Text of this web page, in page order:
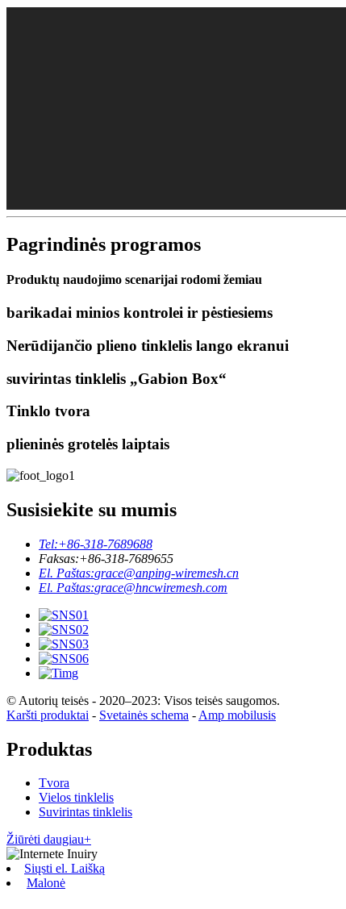
Pagrindinės programos
Produktų naudojimo scenarijai rodomi žemiau
barikadai minios kontrolei ir pėstiesiems
Nerūdijančio plieno tinklelis lango ekranui
suvirintas tinklelis „Gabion Box“
Tinklo tvora
plieninės grotelės laiptais
Susisiekite su mumis
Tel:+86-318-7689688
Faksas:+86-318-7689655
El. Paštas:grace@anping-wiremesh.cn
El. Paštas:grace@hncwiremesh.com
© Autorių teisės - 2020–2023: Visos teisės saugomos.
Karšti produktai - Svetainės schema - Amp mobilusis
Produktas
Tvora
Vielos tinklelis
Suvirintas tinklelis
Žiūrėti daugiau+
Siųsti el. Laišką
Malonė